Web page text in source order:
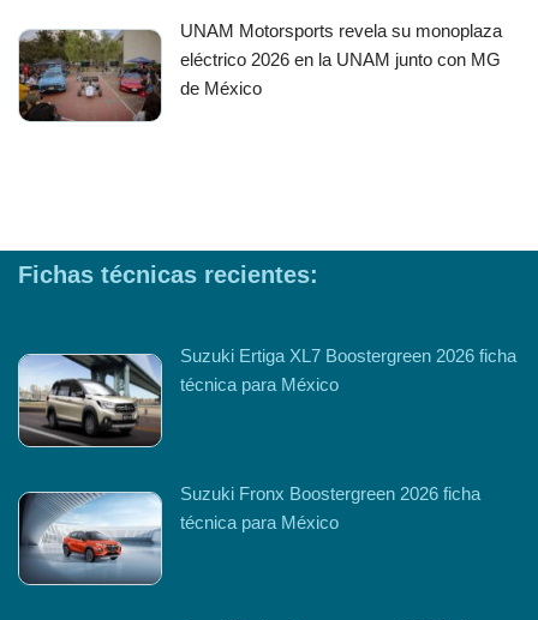
UNAM Motorsports revela su monoplaza
eléctrico 2026 en la UNAM junto con MG
de México
Fichas técnicas recientes:
Suzuki Ertiga XL7 Boostergreen 2026 ficha
técnica para México
Suzuki Fronx Boostergreen 2026 ficha
técnica para México